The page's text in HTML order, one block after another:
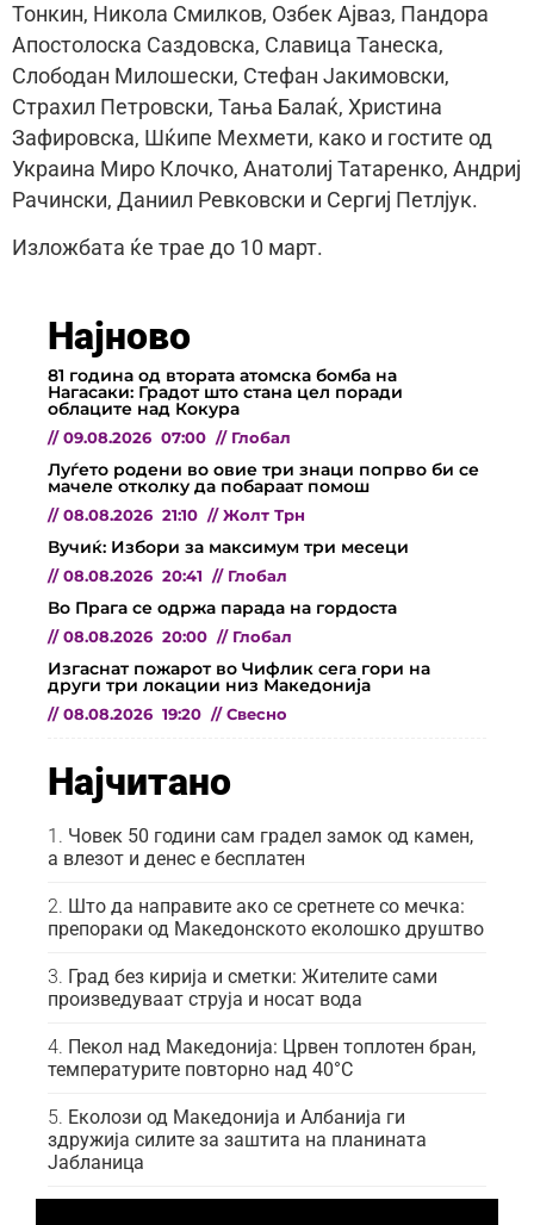
Тонкин, Никола Смилков, Озбек Ајваз, Пандора
Апостолоска Саздовска, Славица Танеска,
Слободан Милошески, Стефан Јакимовски,
Страхил Петровски, Тања Балаќ, Христина
Зафировска, Шќипе Мехмети, како и гостите од
Украина Миро Клочко, Анатолиј Татаренко, Андриј
Рачински, Даниил Ревковски и Сергиј Петлјук.
Изложбата ќе трае до 10 март.
Најново
81 година од втората атомска бомба на
Нагасаки: Градот што стана цел поради
облаците над Кокура
// 09.08.2026 07:00 // Глобал
Луѓето родени во овие три знаци попрво би се
мачеле отколку да побараат помош
// 08.08.2026 21:10 // Жолт Трн
Вучиќ: Избори за максимум три месеци
// 08.08.2026 20:41 // Глобал
Во Прага се одржа парада на гордоста
// 08.08.2026 20:00 // Глобал
Изгаснат пожарот во Чифлик сега гори на
други три локации низ Македонија
// 08.08.2026 19:20 // Свесно
Најчитано
Човек 50 години сам градел замок од камен,
а влезот и денес е бесплатен
Што да направите ако се сретнете со мечка:
препораки од Македонското еколошко друштво
Град без кирија и сметки: Жителите сами
произведуваат струја и носат вода
Пекол над Македонија: Црвен топлотен бран,
температурите повторно над 40°C
Еколози од Македонија и Албанија ги
здружија силите за заштита на планината
Јабланица